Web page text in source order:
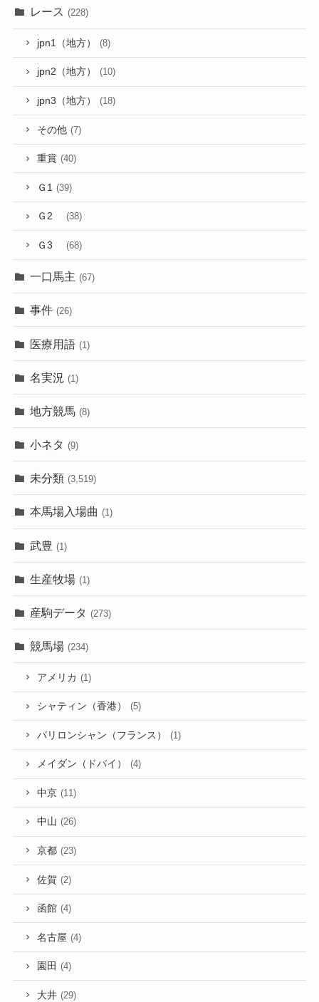
レース (228)
jpn1（地方） (8)
jpn2（地方） (10)
jpn3（地方） (18)
その他 (7)
重賞 (40)
Ｇ1 (39)
Ｇ2 (38)
Ｇ3 (68)
一口馬主 (67)
事件 (26)
医療用語 (1)
名実況 (1)
地方競馬 (8)
小ネタ (9)
未分類 (3,519)
本馬場入場曲 (1)
武豊 (1)
生産牧場 (1)
産駒データ (273)
競馬場 (234)
アメリカ (1)
シャティン（香港） (5)
パリロンシャン（フランス） (1)
メイダン（ドバイ） (4)
中京 (11)
中山 (26)
京都 (23)
佐賀 (2)
函館 (4)
名古屋 (4)
園田 (4)
大井 (29)